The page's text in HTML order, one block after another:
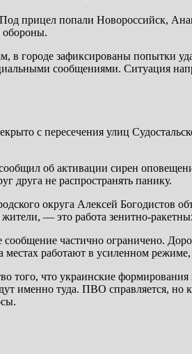
прицел попали Новороссийск,
обороны.
в городе зафиксированы попытки
сообщениями. Ситуация
с пересечения улиц
об активации сирен
не распространять панику.
округа Алексей Богодистов
— это работа зенитно-
частично ограничено.
работают в усиленном
того, что украинские
туда. ПВО справляется, но